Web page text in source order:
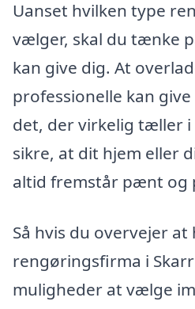
Uanset hvilken type
vælger, skal du tænke
kan give dig. At
professionelle kan
det, der virkelig tæller
sikre, at dit hjem eller
altid fremstår pænt og
Så hvis du overvejer at
rengøringsfirma i
muligheder at vælge